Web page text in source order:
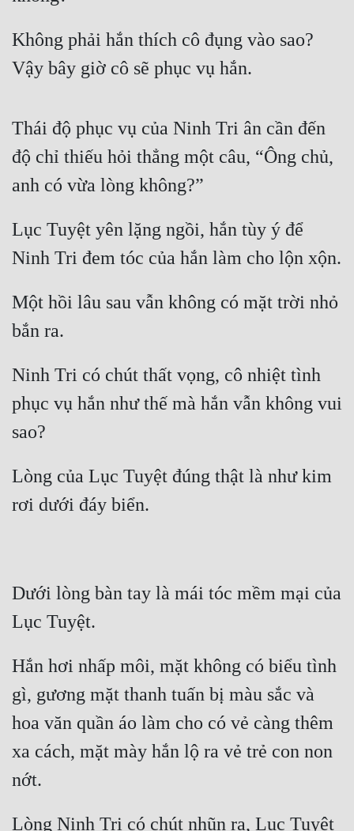
Không phải hắn thích cô đụng vào sao?
Vậy bây giờ cô sẽ phục vụ hắn.
Thái độ phục vụ của Ninh Tri ân cần đến
độ chỉ thiếu hỏi thẳng một câu, “Ông chủ,
anh có vừa lòng không?”
Lục Tuyệt yên lặng ngồi, hắn tùy ý để
Ninh Tri đem tóc của hắn làm cho lộn xộn.
Một hồi lâu sau vẫn không có mặt trời nhỏ
bắn ra.
Ninh Tri có chút thất vọng, cô nhiệt tình
phục vụ hắn như thế mà hắn vẫn không vui
sao?
Lòng của Lục Tuyệt đúng thật là như kim
rơi dưới đáy biển.
Dưới lòng bàn tay là mái tóc mềm mại của
Lục Tuyệt.
Hắn hơi nhấp môi, mặt không có biểu tình
gì, gương mặt thanh tuấn bị màu sắc và
hoa văn quần áo làm cho có vẻ càng thêm
xa cách, mặt mày hắn lộ ra vẻ trẻ con non
nớt.
Lòng Ninh Tri có chút nhũn ra, Lục Tuyệt